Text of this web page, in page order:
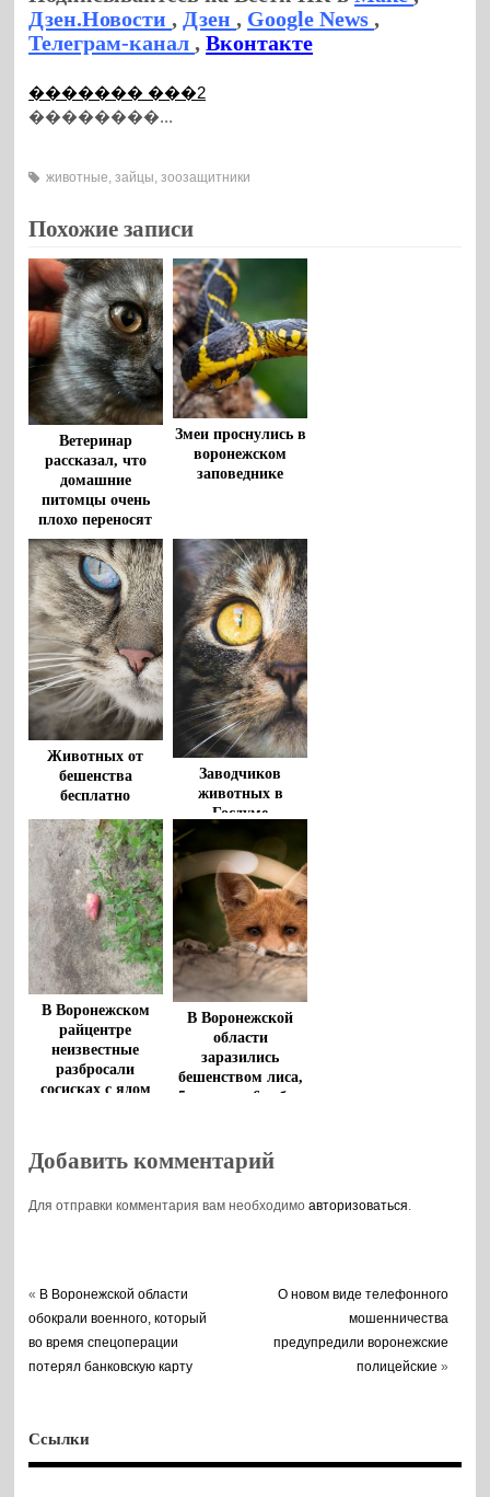
Дзен.Новости, Дзен, Google News,
Телеграм-канал,Вконтакте
������� ���2
��������...
животные ,зайцы ,зоозащитники
Похожие записи
Ветеринар
рассказал, что
домашние
питомцы очень
плохо переносят
жару
Змеи проснулись в
воронежском
заповеднике
Животных от
бешенства
бесплатно
привьют в
Воронеже
Заводчиков
животных в
Госдуме
обязать платить
налоги
В Воронежском
райцентре
неизвестные
разбросали
сосисках с ядом
В Воронежской
области
заразились
бешенством лиса,
5 кошек и 6 собак
Добавить комментарий
Для отправки комментария вам необходимоавторизоваться.
« В Воронежской области
обокрали военного, который
во время спецоперации
потерял банковскую карту
О новом виде телефонного
мошенничества
предупредили воронежские
полицейские »
Ссылки